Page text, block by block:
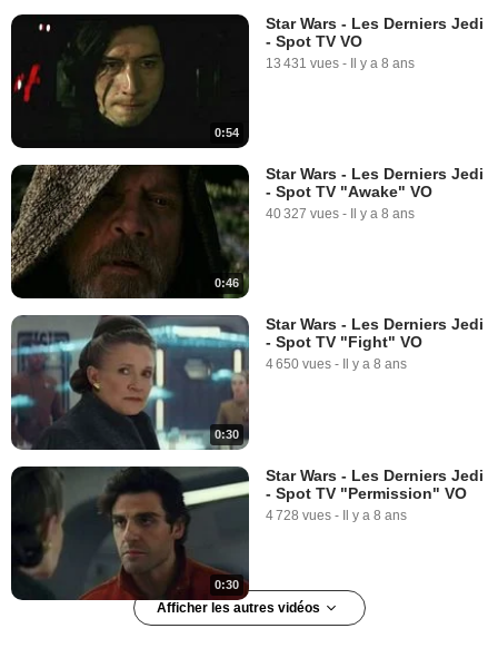
0:54
Star Wars - Les Derniers Jedi
- Spot TV VO
13 431 vues - Il y a 8 ans
0:46
Star Wars - Les Derniers Jedi
- Spot TV "Awake" VO
40 327 vues - Il y a 8 ans
0:30
Star Wars - Les Derniers Jedi
- Spot TV "Fight" VO
4 650 vues - Il y a 8 ans
0:30
Star Wars - Les Derniers Jedi
- Spot TV "Permission" VO
4 728 vues - Il y a 8 ans
Afficher les autres vidéos